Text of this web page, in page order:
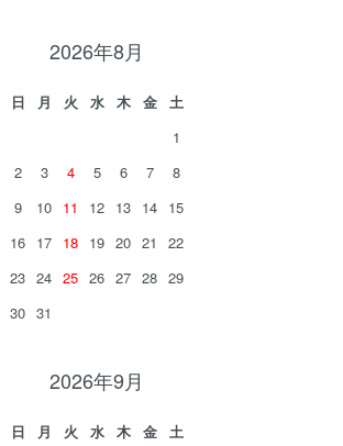
2026年8月
日 月 火 水 木 金
土
1
2
3 4 5 6 7
8
9
10 11 12 13 14 15
16 17 18 19 20 21
22
23 24 25 26 27 28 29
30 31
2026年9月
日 月 火 水 木 金
土